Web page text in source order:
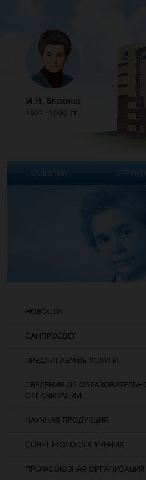
НОВОСТИ
САНПРОСВЕТ
ПРЕДЛАГАЕМЫЕ УСЛУГИ
СВЕДЕНИЯ ОБ
ОРГАНИЗАЦИИ
НАУЧНАЯ ПРОДУКЦИЯ
СОВЕТ МОЛОДЫХ УЧЕНЫХ
ПРОФСОЮЗНАЯ ОРГАНИЗАЦИЯ
СОБЫТИЯ